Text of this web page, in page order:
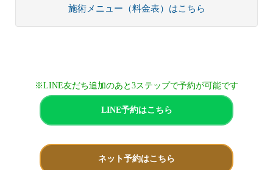
施術メニュー（料金表）はこちら
※LINE友だち追加のあと3ステップで予約が可能です
LINE予約はこちら
ネット予約はこちら